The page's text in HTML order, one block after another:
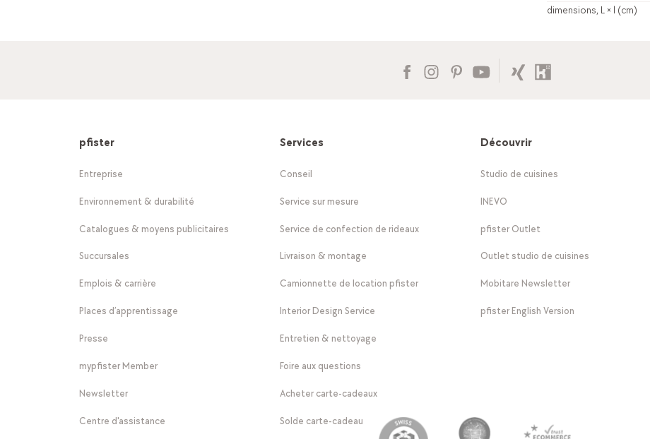
dimensions, L × l (cm)
pfister
Entreprise
Environnement & durabilité
Catalogues & moyens publicitaires
Succursales
Emplois & carrière
Places d’apprentissage
Presse
mypfister Member
Newsletter
Centre d'assistance
Services
Conseil
Service sur mesure
Service de confection de rideaux
Livraison & montage
Camionnette de location pfister
Interior Design Service
Entretien & nettoyage
Foire aux questions
Acheter carte-cadeaux
Solde carte-cadeau
Découvrir
Studio de cuisines
INEVO
pfister Outlet
Outlet studio de cuisines
Mobitare Newsletter
pfister English Version